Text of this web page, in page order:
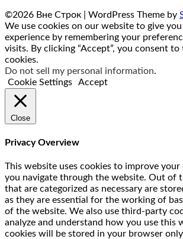
©2026 Вне Строк | WordPress Theme by
We use cookies on our website to give
experience by remembering your
visits. By clicking “Accept”, you consent to
cookies.
Do not sell my personal information.
Cookie Settings
Accept
Close
Privacy Overview
This website uses cookies to improve
you navigate through the website. Out of
that are categorized as necessary are
as they are essential for the working of
of the website. We also use third-party
analyze and understand how you use this
cookies will be stored in your browser